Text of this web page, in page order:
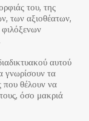
του, της
των αξιοθέατων,
αυτού
γνωρίσουν τα
που θέλουν να
όσο μακριά